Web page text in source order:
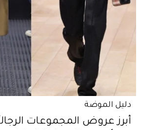
دليل الموضة